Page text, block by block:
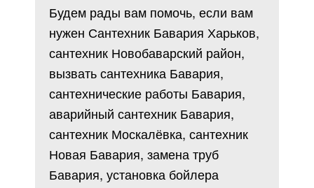
Будем рады вам помочь, если вам
нужен Сантехник Бавария Харьков,
сантехник Новобаварский район,
вызвать сантехника Бавария,
сантехнические работы Бавария,
аварийный сантехник Бавария,
сантехник Москалёвка, сантехник
Новая Бавария, замена труб
Бавария, установка бойлера